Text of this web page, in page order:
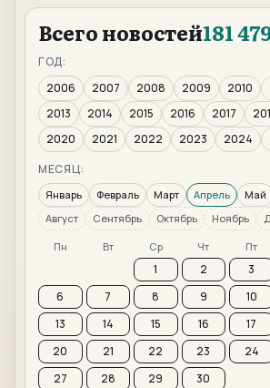
Всего новостей181
ГОД:
2006
2007 2008 2009 2010
2013
2014 2015 2016 2017
2020
2021 2022 2023 2024
МЕСЯЦ:
Январь Февраль Март Апрель Май
Август
Сентябрь Октябрь Ноябрь
Пн Вт Ср Чт Пт
1 2 3
6
7 8 9 10
13
14 15 16 17
20
21 22 23 24
27
28 29 30